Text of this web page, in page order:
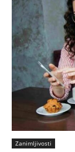
Zanimljivosti